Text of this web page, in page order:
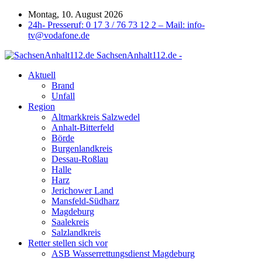
Montag, 10. August 2026
24h- Presseruf: 0 17 3 / 76 73 12 2 – Mail: info-
tv@vodafone.de
SachsenAnhalt112.de -
Aktuell
Brand
Unfall
Region
Altmarkkreis Salzwedel
Anhalt-Bitterfeld
Börde
Burgenlandkreis
Dessau-Roßlau
Halle
Harz
Jerichower Land
Mansfeld-Südharz
Magdeburg
Saalekreis
Salzlandkreis
Retter stellen sich vor
ASB Wasserrettungsdienst Magdeburg